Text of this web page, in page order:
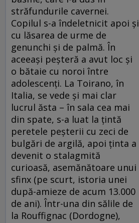
străfundurile cavernei.
Copilul s-a îndeletnicit apoi și
cu lăsarea de urme de
genunchi și de palmă. În
aceeași peșteră a avut loc și
o bătaie cu noroi între
adolescenți. La Toirano, în
Italia, se vede și mai clar
lucrul ăsta – în sala cea mai
din spate, s-a luat la țintă
peretele peșterii cu zeci de
bulgări de argilă, apoi ținta a
devenit o stalagmită
curioasă, asemănătoare unui
sfinx (pe scurt, istoria unei
după-amieze de acum 13.000
de ani). Într-una din sălile de
la Rouffignac (Dordogne),